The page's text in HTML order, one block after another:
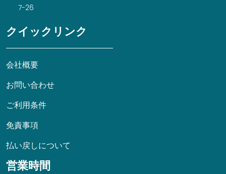
7-26
クイックリンク
会社概要
お問い合わせ
ご利用条件
免責事項
払い戻しについて
営業時間